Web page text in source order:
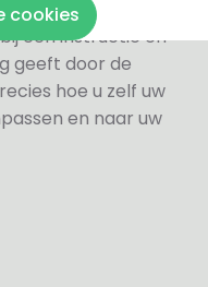
een instructie en
geeft door de
hoe u zelf uw
en naar uw
cookies